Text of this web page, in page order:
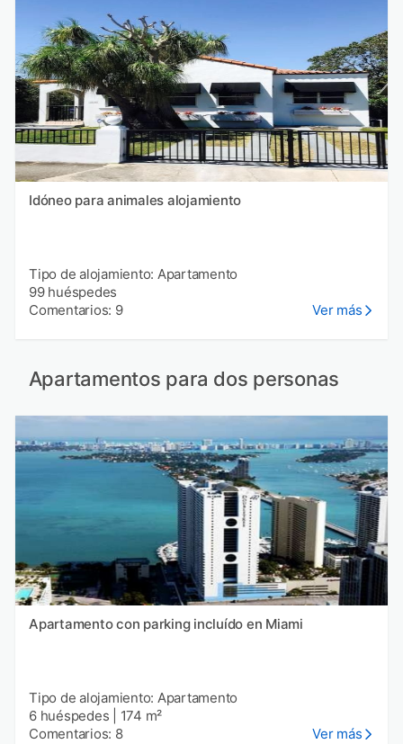
Idóneo para animales alojamiento
Tipo de alojamiento: Apartamento
99 huéspedes
Comentarios: 9
Ver más
Apartamentos para dos personas
Apartamento con parking incluído en Miami
Tipo de alojamiento: Apartamento
6 huéspedes
174 m²
Comentarios: 8
Ver más